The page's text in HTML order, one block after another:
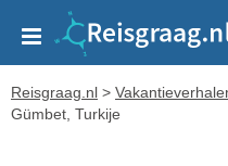
Reisgraag.nl >
Gümbet, Turkije